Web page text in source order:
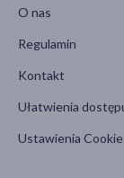
O nas
Regulamin
Kontakt
Ułatwienia
Ustawienia Cookie